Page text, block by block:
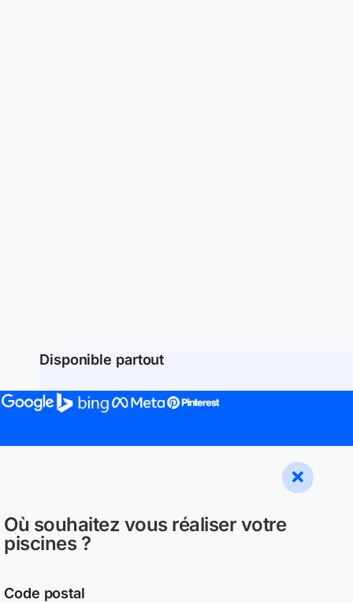
Disponible partout
Où souhaitez vous réaliser votre
piscines ?
Code postal